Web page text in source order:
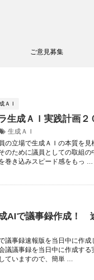
ご意見募集
ＡＩ
生成ＡＩ実践計画２
生成ＡＩ
立場で生成ＡＩの本質を見
のために議員としての取組
巻き込みスピード感をもっ ...
成AIで議事録作成！
で議事録速報版を当日中に
議議事録を当日中に作成す
ていますので、簡単 ...